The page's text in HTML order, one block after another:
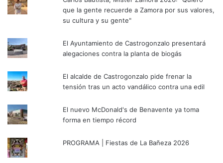
que la gente recuerde a Zamora por sus valores,
su cultura y su gente"
El Ayuntamiento de Castrogonzalo presentará
alegaciones contra la planta de biogás
El alcalde de Castrogonzalo pide frenar la
tensión tras un acto vandálico contra una edil
El nuevo McDonald's de Benavente ya toma
forma en tiempo récord
PROGRAMA | Fiestas de La Bañeza 2026